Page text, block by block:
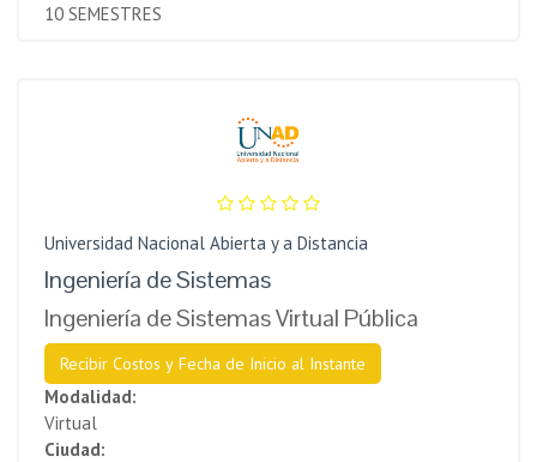
10 SEMESTRES
Universidad Nacional Abierta y a Distancia
Ingeniería de Sistemas
Ingeniería de Sistemas Virtual Pública
Recibir Costos y Fecha de Inicio al Instante
Modalidad:
Virtual
Ciudad: